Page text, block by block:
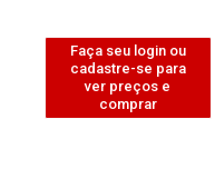
Faça seu login ou
cadastre-se para
ver preços e
comprar